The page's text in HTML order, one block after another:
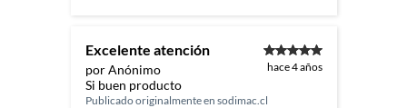
Excelente atención
por Anónimo hace 4 años
Si buen producto
Publicado originalmente en sodimac.cl